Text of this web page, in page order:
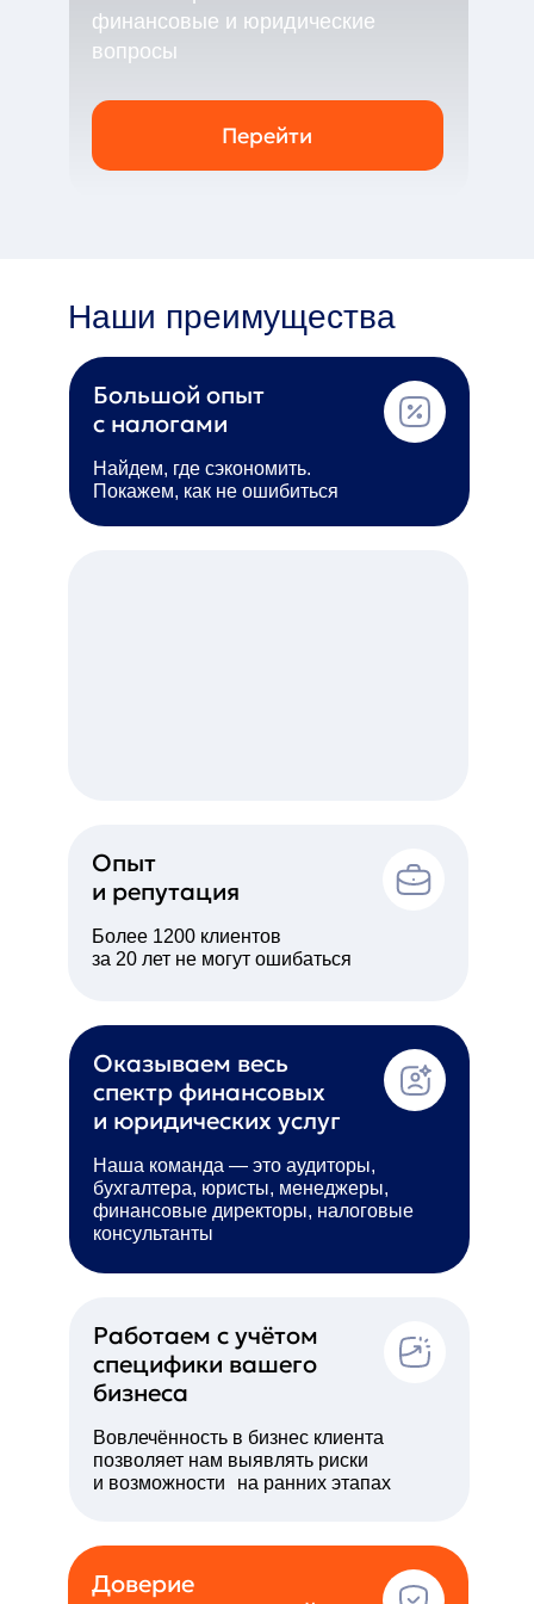
финансовые и юридические
вопросы
Перейти
Наши преимущества
Оказываем весь
спектр финансовых
и юридических услуг
Наша команда — это аудиторы,
бухгалтера, юристы, менеджеры,
финансовые директоры, налоговые
консультанты
Опыт
и репутация
Более 1200 клиентов
за 20 лет не могут ошибаться
Доверие
Работаем с учётом
специфики вашего
бизнеса
Вовлечённость в бизнес клиента
позволяет нам выявлять риски
и возможности на ранних этапах
Большой опыт
с налогами
Найдем, где сэкономить.
Покажем, как не ошибиться